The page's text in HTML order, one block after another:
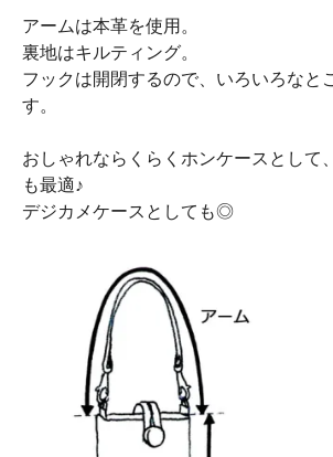
アームは本革を使用。
裏地はキルティング。
フックは開閉するので、いろいろなと
す。
おしゃれならくらくホンケースとして
も最適♪
デジカメケースとしても◎